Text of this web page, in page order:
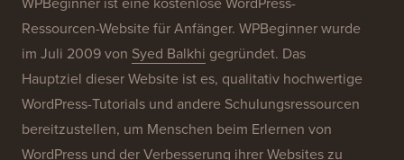
Unsere Marken
Über WPBeginner®
WPBeginner ist eine kostenlose WordPress-